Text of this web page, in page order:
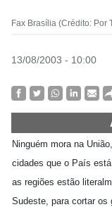
Fax Brasília (Crédito: Por
13/08/2003 - 10:00
Ninguém mora na
cidades que o País
as regiões estão
Sudeste, para cortar os